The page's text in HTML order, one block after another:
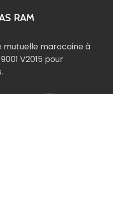
RAM
mutuelle marocaine à
V2015 pour